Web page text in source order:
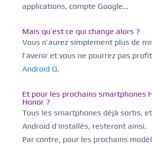
applications, compte Google…
Mais qu’est ce qui change alors ?
Vous n’aurez simplement plus de
l’avenir et vous ne pourrez pas
Android Q.
Et pour les prochains smartphones
Honor ?
Tous les smartphones déjà sortis,
Android d’installés, resteront ainsi.
Par contre, pour les prochains